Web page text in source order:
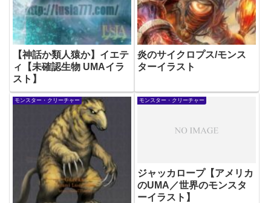
【神話か類人猿か】イエテ
ィ【未確認生物 UMAイラ
スト】
炎のサイクロプス/モンス
ターイラスト
モンスター・クリーチャー モンスター・クリーチャー
ジャッカロープ【アメリカ
のUMA／世界のモンスタ
ーイラスト】